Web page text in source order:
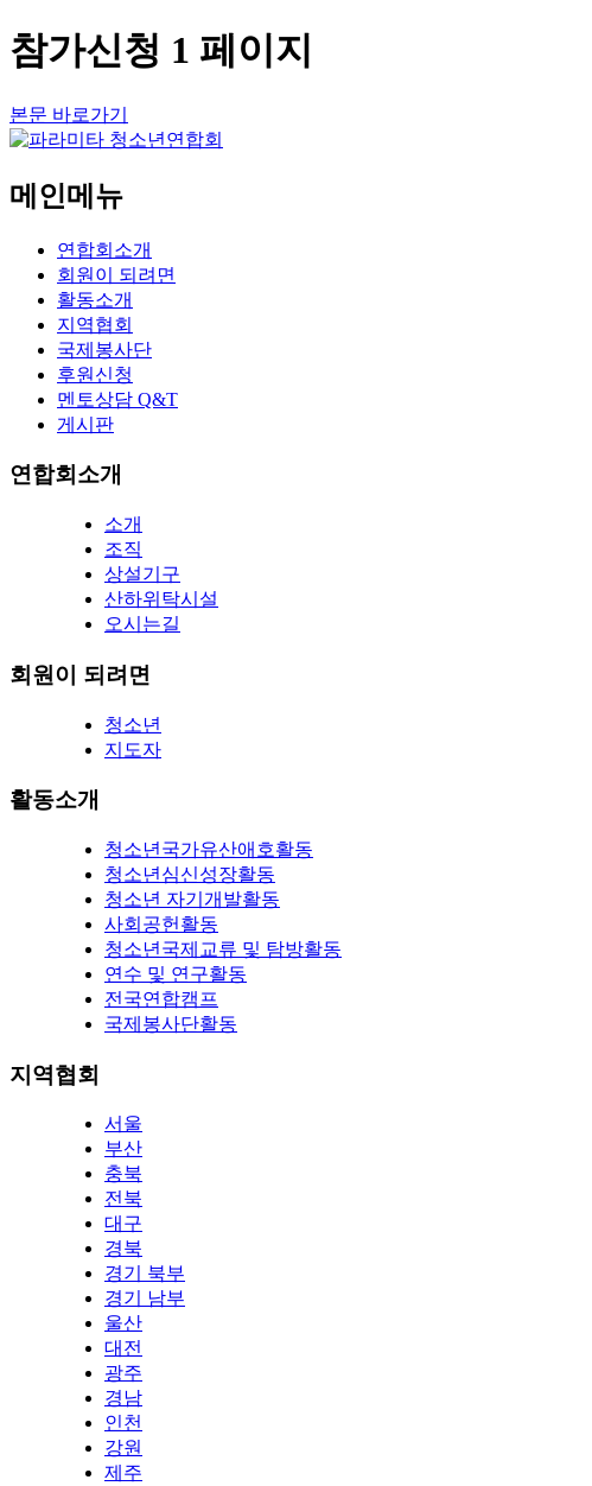
참가신청 1 페이지
본문 바로가기
메인메뉴
연합회소개
회원이 되려면
활동소개
지역협회
국제봉사단
후원신청
멘토상담 Q&T
게시판
연합회소개
소개
조직
상설기구
산하위탁시설
오시는길
회원이 되려면
청소년
지도자
활동소개
청소년국가유산애호활동
청소년심신성장활동
청소년 자기개발활동
사회공헌활동
청소년국제교류 및 탐방활동
연수 및 연구활동
전국연합캠프
국제봉사단활동
지역협회
서울
부산
충북
전북
대구
경북
경기 북부
경기 남부
울산
대전
광주
경남
인천
강원
제주